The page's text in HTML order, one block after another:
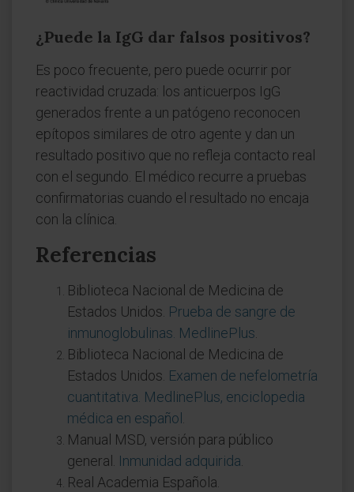
¿Puede la IgG dar falsos positivos?
Es poco frecuente, pero puede ocurrir por
reactividad cruzada: los anticuerpos IgG
generados frente a un patógeno reconocen
epítopos similares de otro agente y dan un
resultado positivo que no refleja contacto real
con el segundo. El médico recurre a pruebas
confirmatorias cuando el resultado no encaja
con la clínica.
Referencias
Biblioteca Nacional de Medicina de
Estados Unidos. Prueba de sangre de
inmunoglobulinas. MedlinePlus.
Biblioteca Nacional de Medicina de
Estados Unidos. Examen de nefelometría
cuantitativa. MedlinePlus, enciclopedia
médica en español .
Manual MSD, versión para público
general. Inmunidad adquirida.
Real Academia Española.